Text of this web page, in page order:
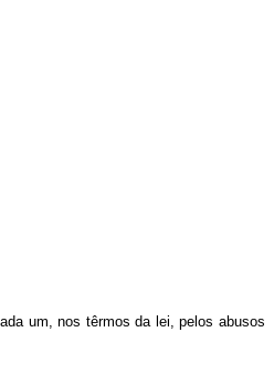
um, nos têrmos da lei, pelos abusos